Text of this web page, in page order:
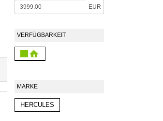
EUR
VERFÜGBARKEIT
MARKE
HERCULES